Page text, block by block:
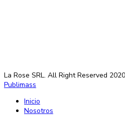
La Rose SRL. All Right Reserved
Publimass
Inicio
Nosotros